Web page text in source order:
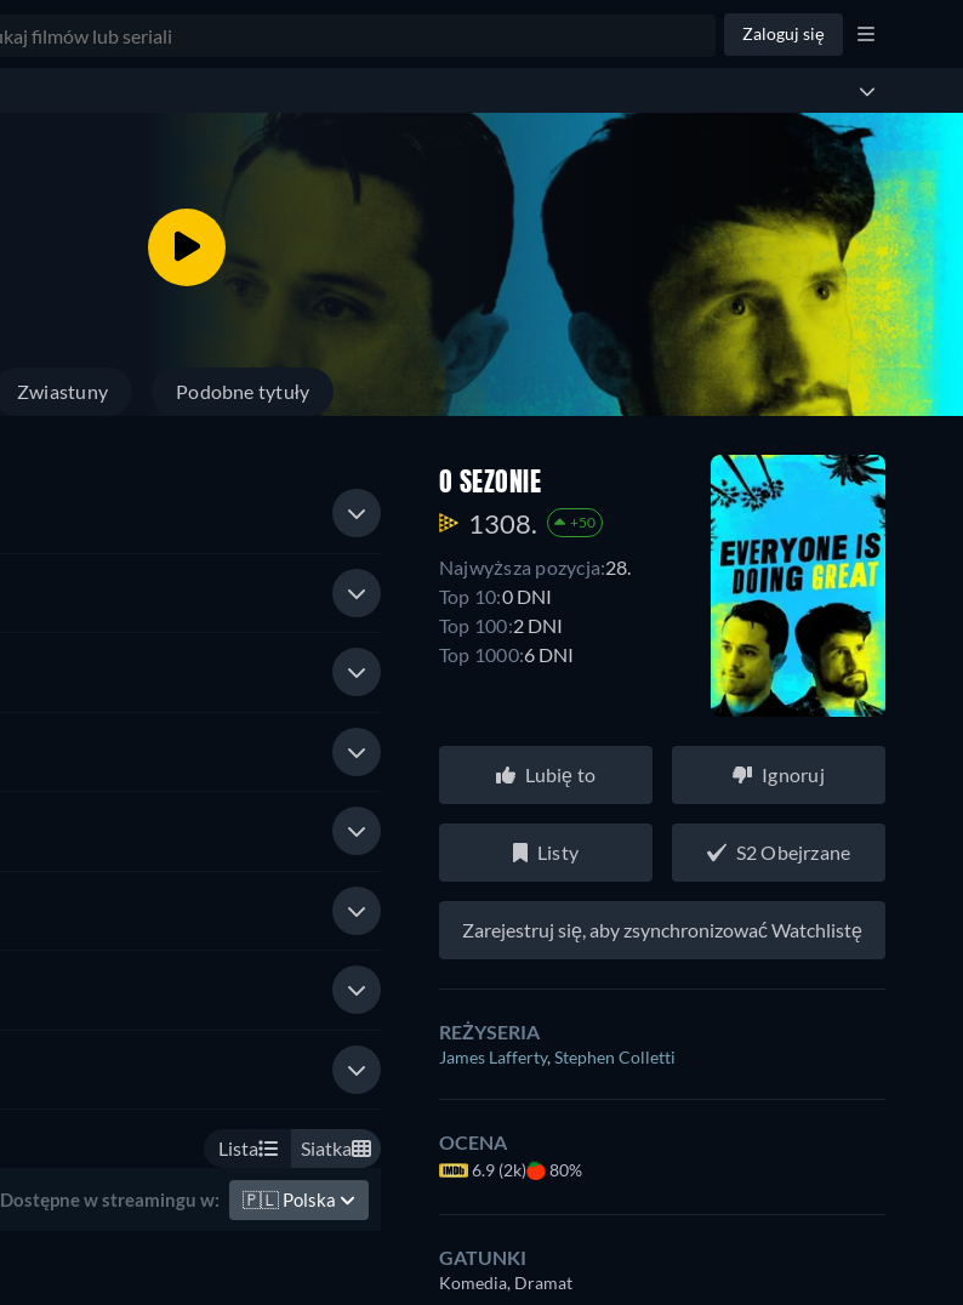
Zaloguj się
Zwiastuny Podobne tytuły
Lista Siatka
Dostępne w streamingu w: 🇵🇱 Polska
O SEZONIE
1308. +50
Najwyższa pozycja:28.
Top 10:0 DNI
Top 100:2 DNI
Top 1000:6 DNI
Lubię to Ignoruj
Listy S2 Obejrzane
Zarejestruj się, aby zsynchronizować Watchlistę
REŻYSERIA
James Lafferty,Stephen Colletti
OCENA
6.9 (2k) 80%
GATUNKI
Komedia, Dramat